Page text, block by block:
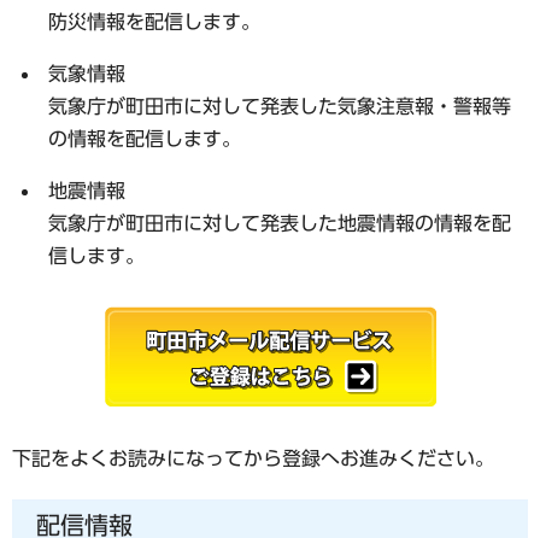
防災情報を配信します。
気象情報
気象庁が町田市に対して発表した気象注意報・警報等
の情報を配信します。
地震情報
気象庁が町田市に対して発表した地震情報の情報を配
信します。
下記をよくお読みになってから登録へお進みください。
配信情報